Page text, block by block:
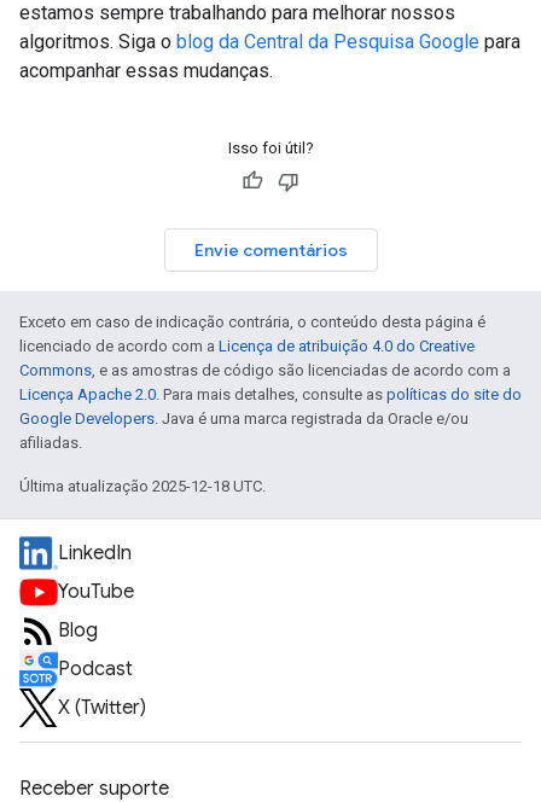
estamos sempre trabalhando para melhorar nossos
algoritmos. Siga o blog da Central da Pesquisa Google para
acompanhar essas mudanças.
Isso foi útil?
Envie comentários
Exceto em caso de indicação contrária, o conteúdo desta página é
licenciado de acordo com a Licença de atribuição 4.0 do Creative
Commons, e as amostras de código são licenciadas de acordo com a
Licença Apache 2.0. Para mais detalhes, consulte as políticas do site do
Google Developers. Java é uma marca registrada da Oracle e/ou
afiliadas.
Última atualização 2025-12-18 UTC.
LinkedIn
YouTube
Blog
Podcast
X (Twitter)
Receber suporte